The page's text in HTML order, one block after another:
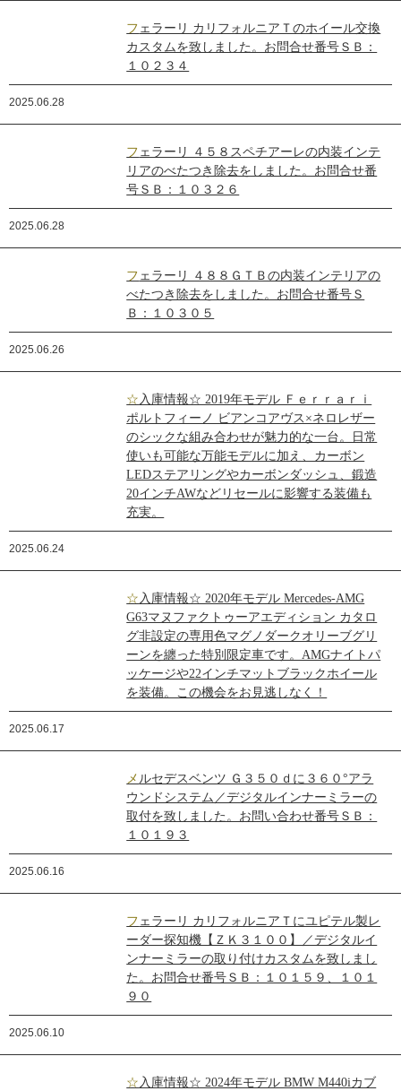
フェラーリ カリフォルニアＴのホイール交換
カスタムを致しました。お問合せ番号ＳＢ：
１０２３４
2025.06.28
フェラーリ ４５８スペチアーレの内装インテ
リアのべたつき除去をしました。お問合せ番
号ＳＢ：１０３２６
2025.06.28
フェラーリ ４８８ＧＴＢの内装インテリアの
べたつき除去をしました。お問合せ番号Ｓ
Ｂ：１０３０５
2025.06.26
☆入庫情報☆ 2019年モデル Ｆｅｒｒａｒｉ
ポルトフィーノ ビアンコアヴス×ネロレザー
のシックな組み合わせが魅力的な一台。日常
使いも可能な万能モデルに加え、カーボン
LEDステアリングやカーボンダッシュ、鍛造
20インチAWなどリセールに影響する装備も
充実。
2025.06.24
☆入庫情報☆ 2020年モデル Mercedes-AMG
G63マヌファクトゥーアエディション カタロ
グ非設定の専用色マグノダークオリーブグリ
ーンを纏った特別限定車です。AMGナイトパ
ッケージや22インチマットブラックホイール
を装備。この機会をお見逃しなく！
2025.06.17
メルセデスベンツ Ｇ３５０ｄに３６０°アラ
ウンドシステム／デジタルインナーミラーの
取付を致しました。お問い合わせ番号ＳＢ：
１０１９３
2025.06.16
フェラーリ カリフォルニアＴにユピテル製レ
ーダー探知機【ＺＫ３１００】／デジタルイ
ンナーミラーの取り付けカスタムを致しまし
た。お問合せ番号ＳＢ：１０１５９、１０１
９０
2025.06.10
☆入庫情報☆ 2024年モデル BMW M440iカブ